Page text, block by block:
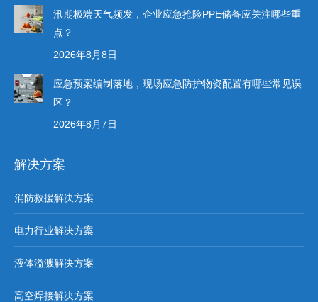
汛期极端天气频发，企业应急抢险PPE储备应关注哪些重
点？
2026年8月8日
应急预案编制落地，现场应急防护物资配置有哪些常见误
区？
2026年8月7日
解决方案
消防救援解决方案
电力行业解决方案
液体溢溅解决方案
高空焊接解决方案